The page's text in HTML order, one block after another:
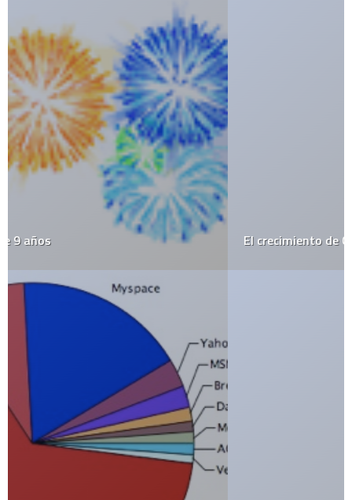
El crecimiento de Google fue predicho en 1985…